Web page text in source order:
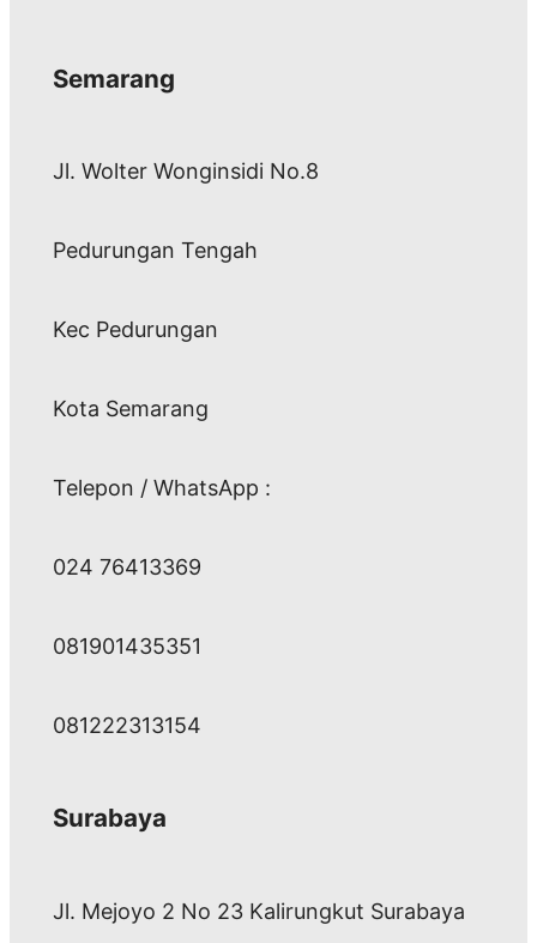
Semarang
Jl. Wolter Wonginsidi No.8
Pedurungan Tengah
Kec Pedurungan
Kota Semarang
Telepon / WhatsApp :
024 76413369
081901435351
081222313154
Surabaya
Jl. Mejoyo 2 No 23 Kalirungkut Surabaya